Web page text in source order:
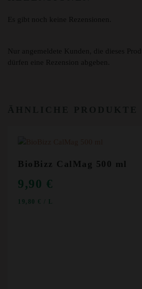
Es gibt noch keine Rezensionen.
Nur angemeldete Kunden, die dieses
dürfen eine Rezension abgeben.
BioBizz CalMag 500 ml
9,90 €
19,80 € / L